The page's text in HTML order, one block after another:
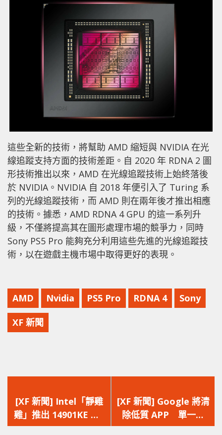
這些全新的技術，將幫助 AMD 縮短與 NVIDIA 在光
線追蹤支持方面的技術差距。自 2020 年 RDNA 2 圖
形技術推出以來，AMD 在光線追蹤技術上始終落後
於 NVIDIA。NVIDIA 自 2018 年便引入了 Turing 系
列的光線追蹤技術，而 AMD 則在兩年後才推出相應
的技術。據悉，AMD RDNA 4 GPU 的這一系列升
級，不僅將提高其在圖形處理市場的競爭力，同時
Sony PS5 Pro 能夠充分利用這些先進的光線追蹤技
術，以在遊戲主機市場中取得更好的表現。
AMD Nvidia PS5 Pro RDNA 4 Sony
XF 新聞
一
篇
文
[XF 新聞] Intel「靜雞
雞」推出 14901KE 8
個 P 核心 最高時脈
一
篇
文
[XF 新聞] Google 將清
除低質 APP 單一圖
片/簡單文字介紹將被下